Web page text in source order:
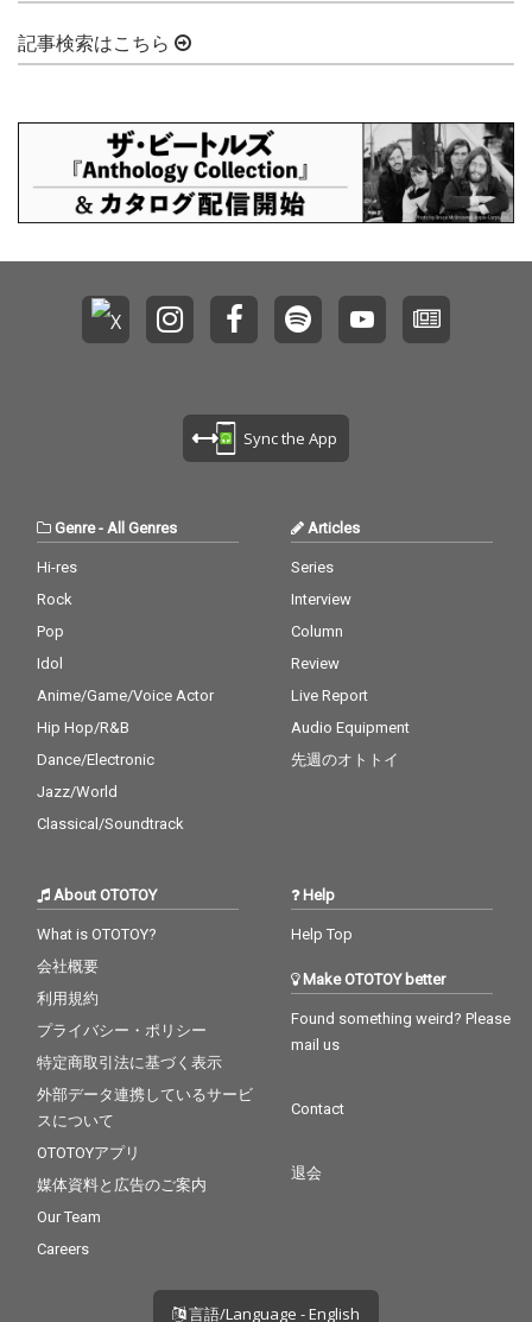
記事検索はこちら
Sync the App
Genre-All Genres
Hi-res
Rock
Pop
Idol
Anime/Game/Voice Actor
Hip Hop/R&B
Dance/Electronic
Jazz/World
Classical/Soundtrack
Articles
Series
Interview
Column
Review
Live Report
Audio Equipment
先週のオトトイ
About OTOTOY
What is OTOTOY?
会社概要
利用規約
プライバシー・ポリシー
特定商取引法に基づく表示
外部データ連携しているサービ
スについて
OTOTOYアプリ
媒体資料と広告のご案内
Our Team
Careers
Help
Help Top
Make OTOTOY better
Found something weird? Please
mail us
Contact
退会
言語/Language - English